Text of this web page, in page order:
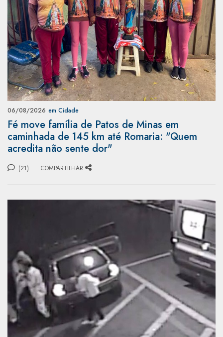
06/08/2026 em Cidade
Fé move família de Patos de Minas em
caminhada de 145 km até Romaria: "Quem
acredita não sente dor"
(21) COMPARTILHAR